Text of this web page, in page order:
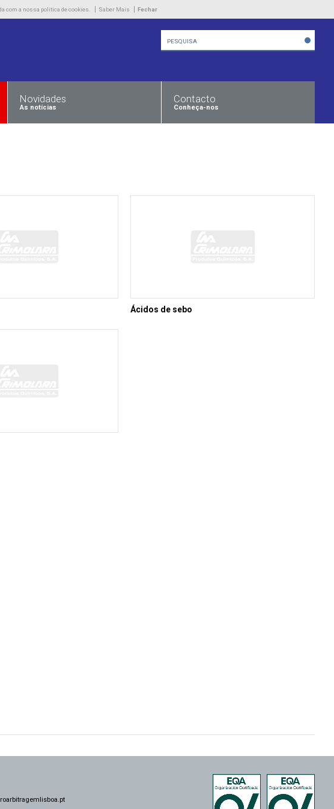
com a nossa politica de cookies. Saber Mais Fechar
Produtos
Novidades
Novidades
As notícias
Contacto
Conheça-nos
Ácidos de sebo